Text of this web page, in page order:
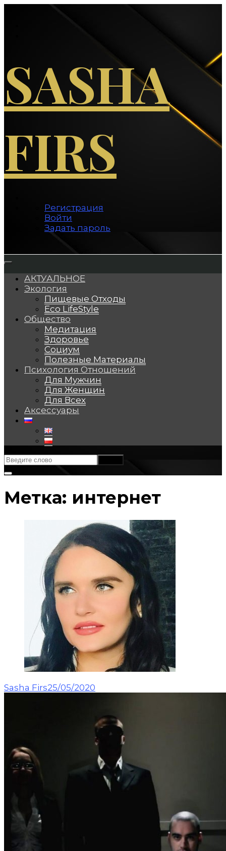
SASHA
FIRS
Регистрация
Войти
Задать пароль
АКТУАЛЬНОЕ
Экология
Пищевые Отходы
Eco LifeStyle
Общество
Медитация
Здоровье
Социум
Полезные Материалы
Психология Отношений
Для Мужчин
Для Женщин
Для Всех
Аксессуары
Метка: интернет
Sasha Firs25/05/2020